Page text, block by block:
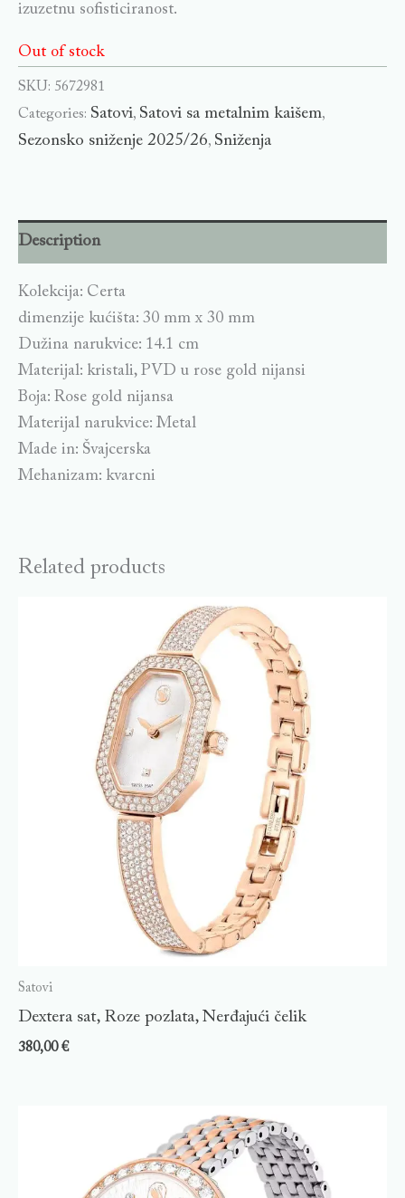
izuzetnu sofisticiranost.
Out of stock
SKU: 5672981
Categories: Satovi, Satovi sa metalnim kaišem,
Sezonsko sniženje 2025/26, Sniženja
Description
Kolekcija: Certa
dimenzije kućišta: 30 mm x 30 mm
Dužina narukvice: 14.1 cm
Materijal: kristali, PVD u rose gold nijansi
Boja: Rose gold nijansa
Materijal narukvice: Metal
Made in: Švajcerska
Mehanizam: kvarcni
Related products
Satovi
Dextera sat, Roze pozlata, Nerđajući čelik
380,00€